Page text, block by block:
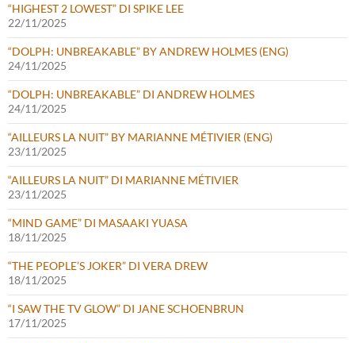
“HIGHEST 2 LOWEST” DI SPIKE LEE
22/11/2025
“DOLPH: UNBREAKABLE” BY ANDREW HOLMES (ENG)
24/11/2025
“DOLPH: UNBREAKABLE” DI ANDREW HOLMES
24/11/2025
“AILLEURS LA NUIT” BY MARIANNE MÉTIVIER (ENG)
23/11/2025
“AILLEURS LA NUIT” DI MARIANNE MÉTIVIER
23/11/2025
“MIND GAME” DI MASAAKI YUASA
18/11/2025
“THE PEOPLE’S JOKER” DI VERA DREW
18/11/2025
“I SAW THE TV GLOW” DI JANE SCHOENBRUN
17/11/2025